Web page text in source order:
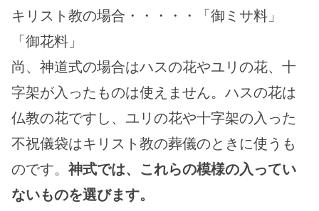
キリスト教の場合・・・・・「御ミサ料」
「御花料」
尚、神道式の場合はハスの花やユリの花、十
字架が入ったものは使えません。ハスの花は
仏教の花ですし、ユリの花や十字架の入った
不祝儀袋はキリスト教の葬儀のときに使うも
のです。神式では、これらの模様の入ってい
ないものを選びます。